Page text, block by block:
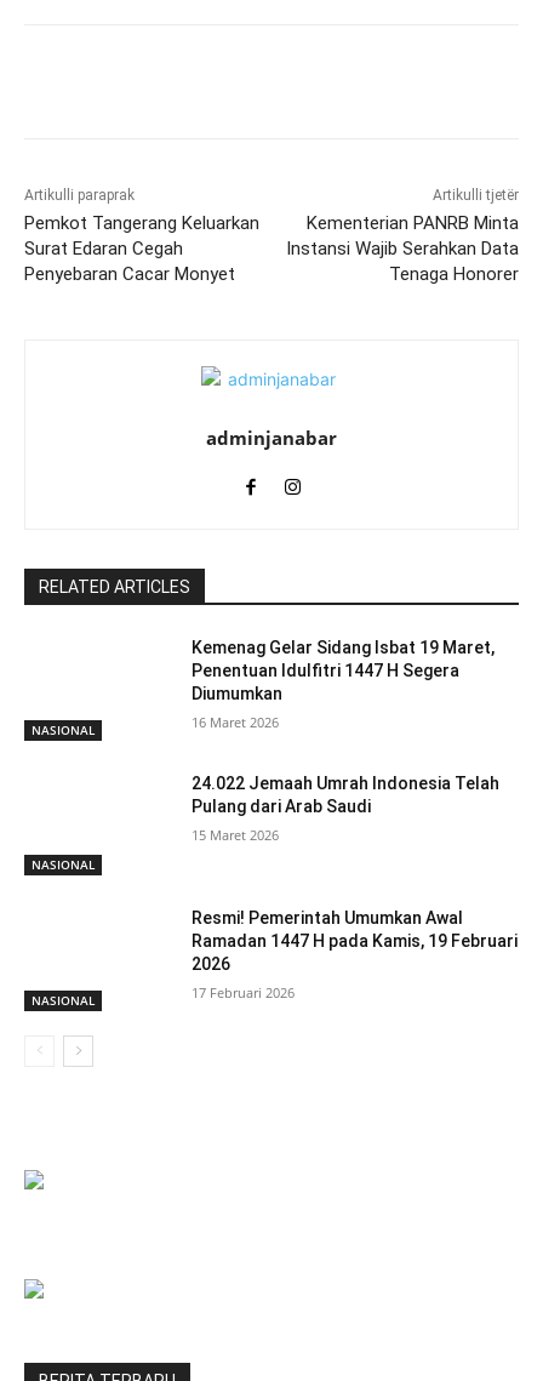
Artikulli paraprak
Pemkot Tangerang Keluarkan
Surat Edaran Cegah
Penyebaran Cacar Monyet
Artikulli tjetër
Kementerian PANRB Minta
Instansi Wajib Serahkan Data
Tenaga Honorer
adminjanabar
RELATED ARTICLES
NASIONAL
Kemenag Gelar Sidang Isbat 19 Maret,
Penentuan Idulfitri 1447 H Segera
Diumumkan
16 Maret 2026
NASIONAL
24.022 Jemaah Umrah Indonesia Telah
Pulang dari Arab Saudi
15 Maret 2026
NASIONAL
Resmi! Pemerintah Umumkan Awal
Ramadan 1447 H pada Kamis, 19 Februari
2026
17 Februari 2026